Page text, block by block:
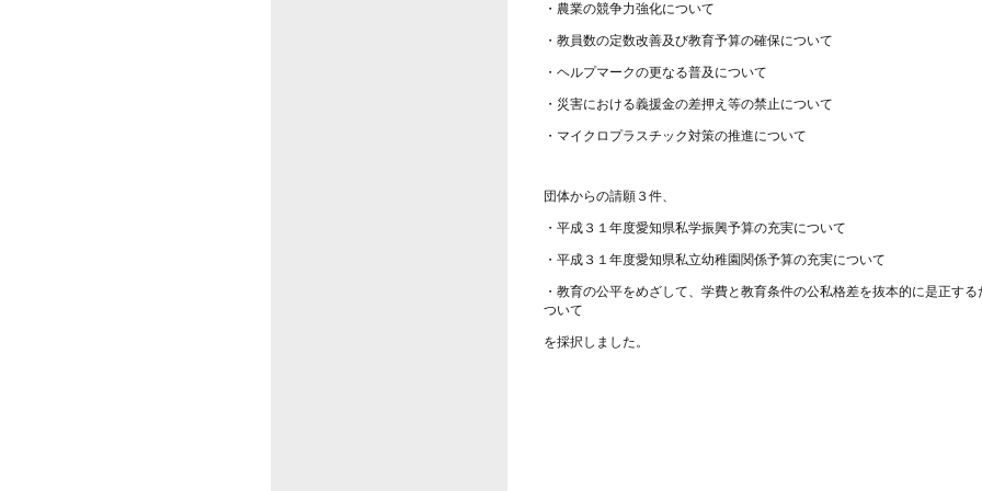
・農業の競争力強化について
・教員数の定数改善及び教育予算の確保について
・ヘルプマークの更なる普及について
・災害における義援金の差押え等の禁止について
・マイクロプラスチック対策の推進について
団体からの請願３件、
・平成３１年度愛知県私学振興予算の充実について
・平成３１年度愛知県私立幼稚園関係予算の充実について
・教育の公平をめざして、学費と教育条件の公私格差を抜本的に是正す
ついて
を採択しました。